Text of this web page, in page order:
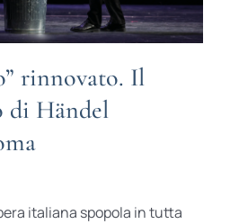
rinnovato. Il
di Händel
italiana spopola in tutta